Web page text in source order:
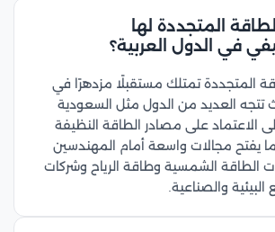
المتجددة لها
في الدول العربية؟
المتجددة تمتلك مستقبلًا مزدهرًا في
تتجه العديد من الدول مثل السعودية
الاعتماد على مصادر الطاقة النظيفة
مما يفتح مجالات واسعة أمام المهندسين
الشمسية وطاقة الرياح وشركات
البيئية والصناعية.